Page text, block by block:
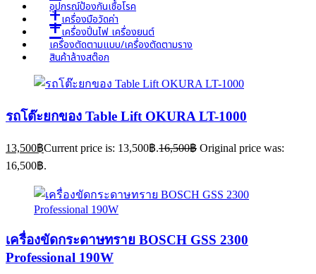
อุปกรณ์ป้องกันเชื้อโรค
+เครื่องมือวัดค่า
+เครื่องปั่นไฟ เครื่องยนต์
เครื่องตัดตามแบบ/เครื่องตัดตามราง
สินค้าล้างสต๊อก
รถโต๊ะยกของ Table Lift OKURA LT-1000
13,500฿Current price is: 13,500฿.16,500฿ Original price was:
16,500฿.
เครื่องขัดกระดาษทราย BOSCH GSS 2300
Professional 190W